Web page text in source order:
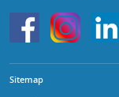
HKU
Instagram
Sitemap